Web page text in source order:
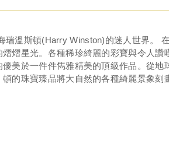
瑞溫斯頓(Harry Winston)的迷人世界。
熠熠星光。各種稀珍綺麗的彩寶與令人
優美於一件件雋雅精美的頂級作品。從
頓的珠寶臻品將大自然的各種綺麗景象刻